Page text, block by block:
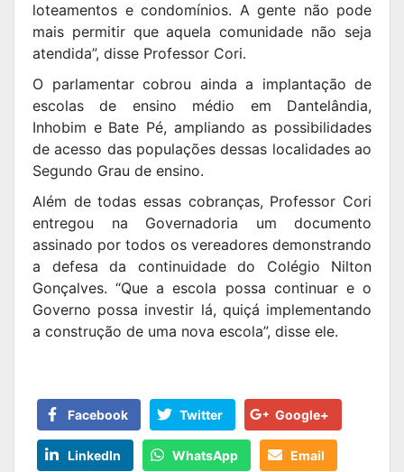
loteamentos e condomínios. A gente não pode
mais permitir que aquela comunidade não seja
atendida”, disse Professor Cori.
O parlamentar cobrou ainda a implantação de
escolas de ensino médio em Dantelândia,
Inhobim e Bate Pé, ampliando as possibilidades
de acesso das populações dessas localidades ao
Segundo Grau de ensino.
Além de todas essas cobranças, Professor Cori
entregou na Governadoria um documento
assinado por todos os vereadores demonstrando
a defesa da continuidade do Colégio Nilton
Gonçalves. “Que a escola possa continuar e o
Governo possa investir lá, quiçá implementando
a construção de uma nova escola”, disse ele.
Facebook Twitter Google+
LinkedIn WhatsApp Email